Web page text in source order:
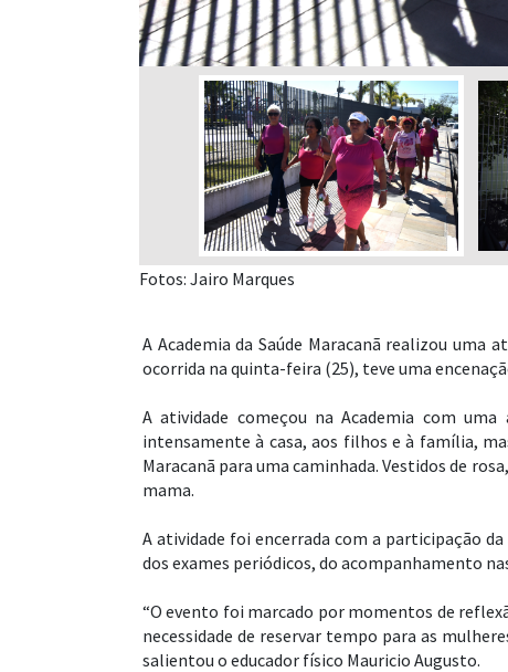
Fotos: Jairo Marques
A Academia da Saúde Maracanã realizou uma
ocorrida na quinta-feira (25), teve uma
A atividade começou na Academia com
intensamente à casa, aos filhos e à família,
Maracanã para uma caminhada. Vestidos de
mama.
A atividade foi encerrada com a participação
dos exames periódicos, do acompanhamento
“O evento foi marcado por momentos de
necessidade de reservar tempo para as
salientou o educador físico Mauricio Augusto.